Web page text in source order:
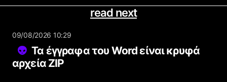
read next
09/08/2026 10:29
Τα έγγραφα του Word είναι κρυφά
αρχεία ZIP